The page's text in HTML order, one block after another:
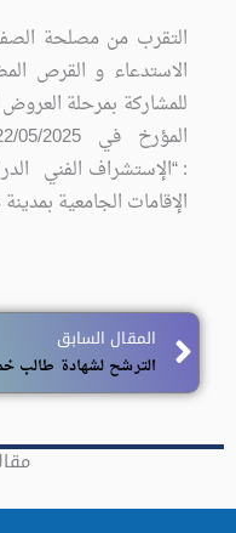
التقرب من مصلحة
الاستدعاء و القرص
: “الإستشراف الفني
الإقامات الجامعية
Prev
المقال السابق